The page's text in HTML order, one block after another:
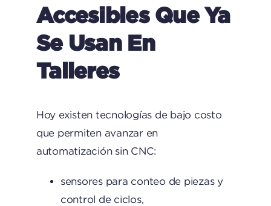
Accesibles Que Ya
Se Usan En
Talleres
Hoy existen tecnologías de bajo costo
que permiten avanzar en
automatización sin CNC:
sensores para conteo de piezas y
control de ciclos,